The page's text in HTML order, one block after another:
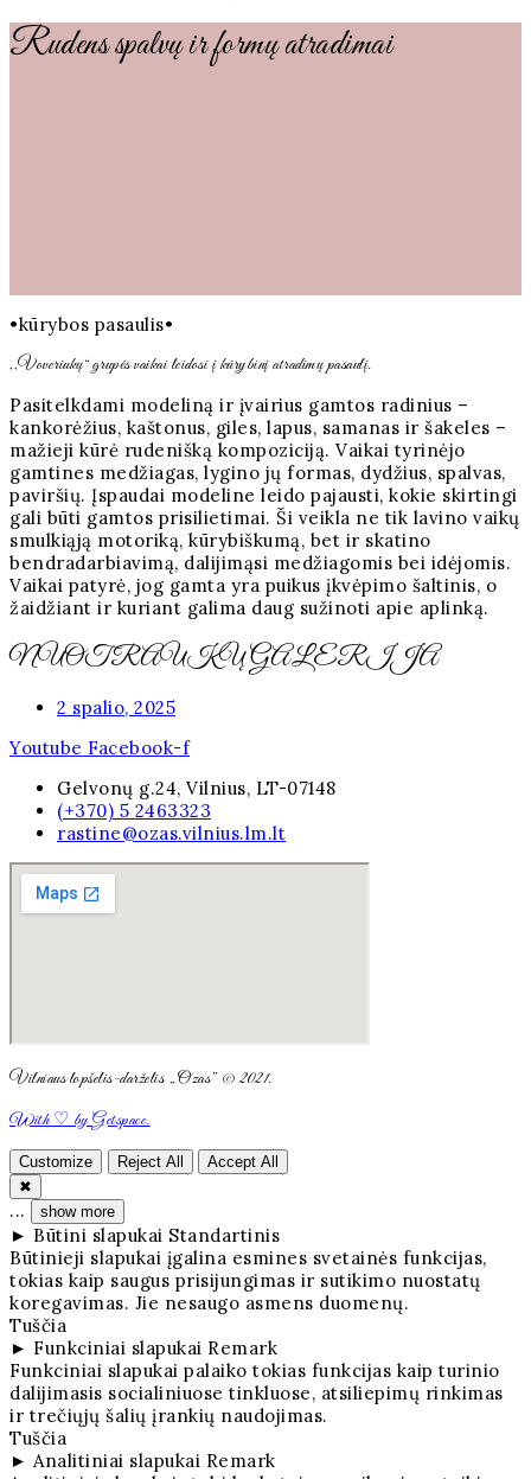
Rudens spalvų ir formų atradimai
•kūrybos pasaulis•
,,Voveriukų“ grupės vaikai leidosi į kūrybinį atradimų pasaulį.
Pasitelkdami modeliną ir įvairius gamtos radinius –
kankorėžius, kaštonus, giles, lapus, samanas ir šakeles –
mažieji kūrė rudenišką kompoziciją. Vaikai tyrinėjo
gamtines medžiagas, lygino jų formas, dydžius, spalvas,
paviršių. Įspaudai modeline leido pajausti, kokie skirtingi
gali būti gamtos prisilietimai. Ši veikla ne tik lavino vaikų
smulkiąją motoriką, kūrybiškumą, bet ir skatino
bendradarbiavimą, dalijimąsi medžiagomis bei idėjomis.
Vaikai patyrė, jog gamta yra puikus įkvėpimo šaltinis, o
žaidžiant ir kuriant galima daug sužinoti apie aplinką.
NUOTRAUKŲ GALERIJA
2 spalio, 2025
Youtube Facebook-f
Gelvonų g.24, Vilnius, LT-07148
(+370) 5 2463323
rastine@ozas.vilnius.lm.lt
Vilniaus lopšelis-darželis „Ozas” © 2021.
With ♡ by Getspace.
Customize Reject All
Accept All
✖
... show more
► Būtini slapukai Standartinis
Būtinieji slapukai įgalina esmines svetainės funkcijas,
tokias kaip saugus prisijungimas ir sutikimo nuostatų
koregavimas. Jie nesaugo asmens duomenų.
Tuščia
► Funkciniai slapukai Remark
Funkciniai slapukai palaiko tokias funkcijas kaip turinio
dalijimasis socialiniuose tinkluose, atsiliepimų rinkimas
ir trečiųjų šalių įrankių naudojimas.
Tuščia
► Analitiniai slapukai Remark